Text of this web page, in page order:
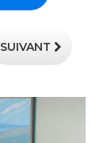
SUIVANT